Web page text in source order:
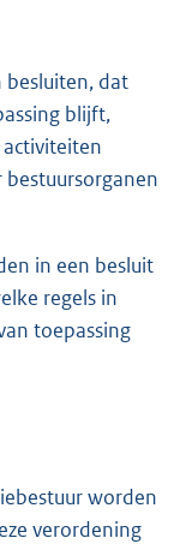
besluiten, dat
blijft,
in een besluit
regels in
toepassing
worden
verordening